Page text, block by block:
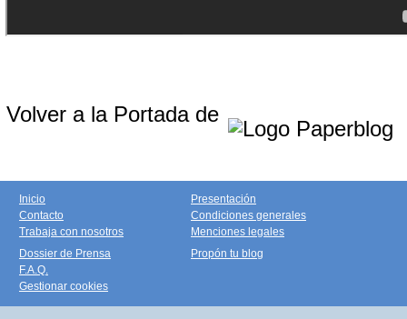
Volver a la Portada de
Inicio
Contacto
Trabaja con nosotros
Presentación
Condiciones generales
Menciones legales
Dossier de Prensa
F.A.Q.
Gestionar cookies
Propón tu blog